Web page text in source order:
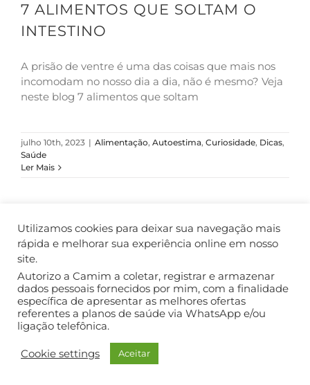
7 ALIMENTOS QUE SOLTAM O
INTESTINO
A prisão de ventre é uma das coisas que mais nos
incomodam no nosso dia a dia, não é mesmo? Veja
neste blog 7 alimentos que soltam
julho 10th, 2023 | Alimentação, Autoestima, Curiosidade, Dicas,
Saúde
Ler Mais
COPYRIGHT ©2018. TODOS OS DIREITOS RESERVADOS.
Utilizamos cookies para deixar sua navegação mais
rápida e melhorar sua experiência online em nosso
site.
Autorizo a Camim a coletar, registrar e armazenar
dados pessoais fornecidos por mim, com a finalidade
específica de apresentar as melhores ofertas
referentes a planos de saúde via WhatsApp e/ou
ligação telefônica.
Cookie settings Aceitar